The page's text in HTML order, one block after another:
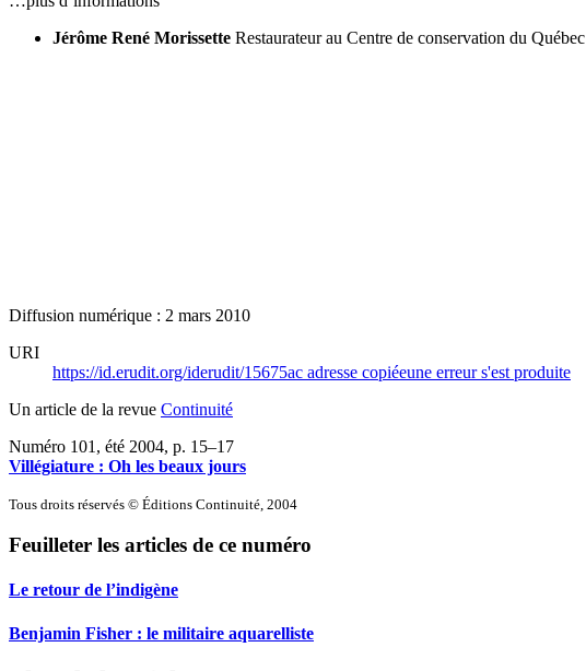
Jérôme René Morissette Restaurateur au Centre de conservation du Québec
Diffusion numérique : 2 mars 2010
URI
https://id.erudit.org/iderudit/15675ac adresse copiéeune erreur s'est produite
Un article de la revue Continuité
Numéro 101, été 2004, p. 15–17
Villégiature : Oh les beaux jours
Tous droits réservés © Éditions Continuité, 2004
Feuilleter les articles de ce numéro
Le retour de l’indigène
Benjamin Fisher : le militaire aquarelliste